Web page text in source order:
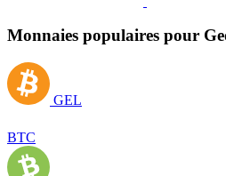
Monnaies populaires pour
GEL
BTC